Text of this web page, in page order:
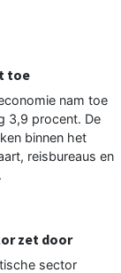
toe
nam toe
3,9 procent. De
binnen het
reisbureaus en
zet door
sector